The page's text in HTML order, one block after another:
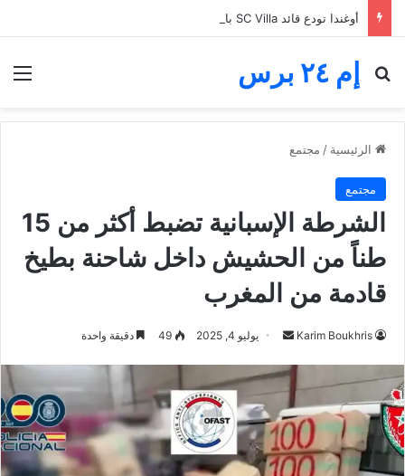
إم ٢٤ برس
بحث عن
الرئيسية / مجتمع
مجتمع
الشرطة الإسبانية تضبط أكثر من 15
طناً من الحشيش داخل شاحنة بطيخ
قادمة من المغرب
Karim Boukhris
أرسل
إلكترونيا
يوليو 4, 2025 49 دقيقة واحدة